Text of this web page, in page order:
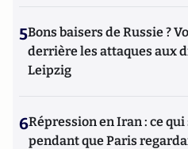
5Bons baisers de Russie ?
derrière les attaques aux
Leipzig
6Répression en Iran : ce
pendant que Paris